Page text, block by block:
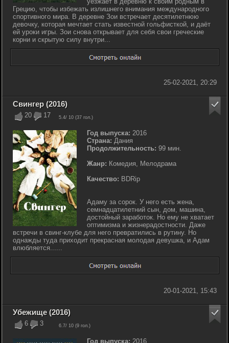
Грецию, чтобы избежать излишнего внимания международного
спортивного мира. В деревне Зои встречает десятилетнюю
девочку, которая мечтает стать известной гольфисткой, и даёт
ей уроки игры. Зои снова открывает для себя свои греческие
корни и скрытую силу внутри...
25-02-2021, 20:29
20 17 5.4/ 10 (37 гол.)
Свингер (2016)
Год выпуска: 2016
Страна: Дания
Продолжительность: 99 мин.
Жанр: Комедия, Мелодрама
Качество: BDRip
Адаму за сорок. У него есть жена,
семнадцатилетний сын, дом, машина,
достойный заработок. Но ему не хватает
оптимизма и жизнерадостности. Даже
встречи в свинг-клубе для него превратились в рутину. Но
однажды туда приходит прекрасная молодая девушка, и Адам
влюбляется......
20-01-2021, 15:43
6 3 6.7/ 10 (9 гол.)
Убежище (2016)
Год выпуска: 2016